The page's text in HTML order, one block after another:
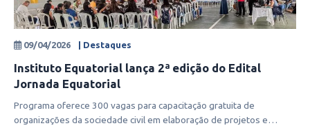
09/04/2026 | Destaques
Instituto Equatorial lança 2ª edição do Edital
Jornada Equatorial
Programa oferece 300 vagas para capacitação gratuita de
organizações da sociedade civil em elaboração de projetos e